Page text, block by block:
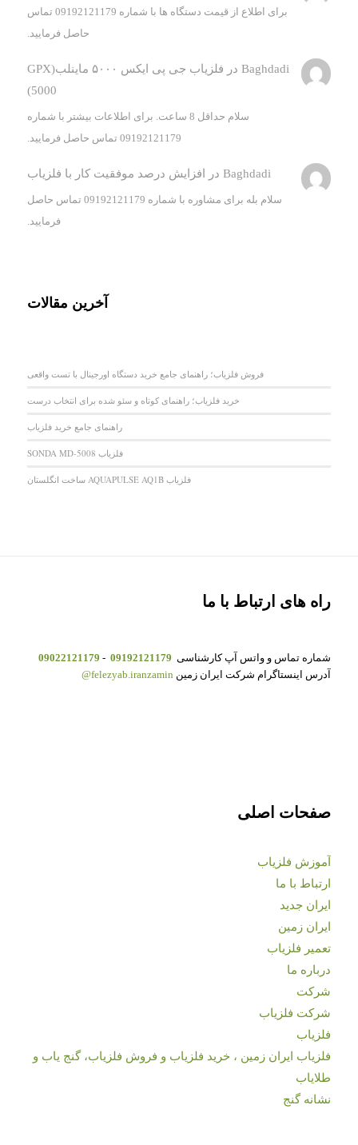
برای اطلاع از قیمت دستگاه ها با شماره 09192121179 تماس
حاصل فرمایید.
Baghdadi در
فلزیاب جی پی ایکس ۵۰۰۰ ماینلب(GPX
5000)
سلام حداقل 8 ساعت. برای اطلاعات بیشتر با شماره
09192121179 تماس حاصل فرمایید.
Baghdadi در افزایش درصد موفقیت کار با فلزیاب
سلام بله برای مشاوره با شماره 09192121179 تماس حاصل
فرمایید.
آخرین مقالات
فروش فلزیاب؛ راهنمای جامع خرید دستگاه اورجینال با تست واقعی
خرید فلزیاب؛ راهنمای کوتاه و سئو شده برای انتخاب درست
راهنمای جامع خرید فلزیاب
فلزیاب SONDA MD-5008
فلزیاب AQUAPULSE AQ1B ساخت انگلستان
راه های ارتباط با ما
شماره تماس و واتس آپ کارشناسی 09192121179
-
09022121179
آدرس اینستاگرام شرکت ایران زمین felezyab.iranzamin@
صفحات اصلی
آموزش فلزیاب
ارتباط با ما
ایران جدید
ایران زمین
تعمیر فلزیاب
درباره ما
شرکت
شرکت فلزیاب
فلزیاب
فلزیاب ایران زمین ، خرید فلزیاب و فروش فلزیاب، گنج یاب و
طلایاب
نشانه گنج